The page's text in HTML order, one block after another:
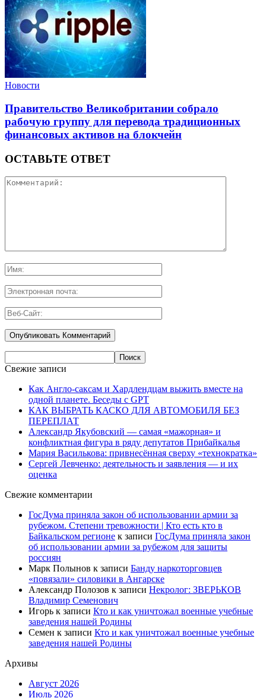
Новости
Правительство Великобритании собрало
рабочую группу для перевода традиционных
финансовых активов на блокчейн
ОСТАВЬТЕ ОТВЕТ
Свежие записи
Как Англо-саксам и Хардлендцам выжить вместе на
одной планете. Беседы с GPT
КАК ВЫБРАТЬ КАСКО ДЛЯ АВТОМОБИЛЯ БЕЗ
ПЕРЕПЛАТ
Александр Якубовский — самая «мажорная» и
конфликтная фигура в ряду депутатов Прибайкалья
Мария Василькова: привнесённая сверху «технократка»
Сергей Левченко: деятельность и заявления — и их
оценка
Свежие комментарии
ГосДума приняла закон об использовании армии за
рубежом. Степени тревожности | Кто есть кто в
Байкальском регионе к записи ГосДума приняла закон
об использовании армии за рубежом для защиты
россиян
Марк Полынов к записи Банду наркоторговцев
«повязали» силовики в Ангарске
Александр Полозов к записи Некролог: ЗВЕРЬКОВ
Владимир Семенович
Игорь к записи Кто и как уничтожал военные учебные
заведения нашей Родины
Семен к записи Кто и как уничтожал военные учебные
заведения нашей Родины
Архивы
Август 2026
Июль 2026